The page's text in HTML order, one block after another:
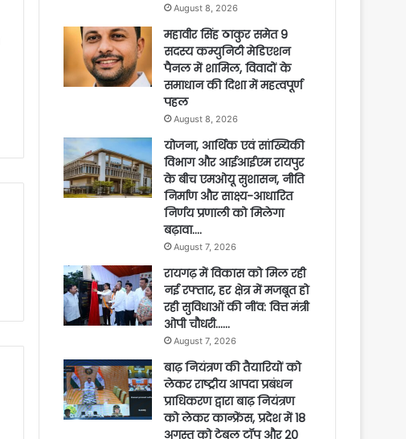
August 8, 2026
महावीर सिंह ठाकुर समेत 9
सदस्य कम्युनिटी मेडिएशन
पैनल में शामिल, विवादों के
समाधान की दिशा में महत्वपूर्ण
पहल
August 8, 2026
योजना, आर्थिक एवं सांख्यिकी
विभाग और आईआईएम रायपुर
के बीच एमओयू सुशासन, नीति
निर्माण और साक्ष्य-आधारित
निर्णय प्रणाली को मिलेगा
बढ़ावा….
August 7, 2026
रायगढ़ में विकास को मिल रही
नई रफ्तार, हर क्षेत्र में मजबूत हो
रही सुविधाओं की नींव: वित्त मंत्री
ओपी चौधरी……
August 7, 2026
बाढ़ नियंत्रण की तैयारियों को
लेकर राष्ट्रीय आपदा प्रबंधन
प्राधिकरण द्वारा बाढ़ नियंत्रण
को लेकर कान्फ्रेंस, प्रदेश में 18
अगस्त को टेबल टॉप और 20